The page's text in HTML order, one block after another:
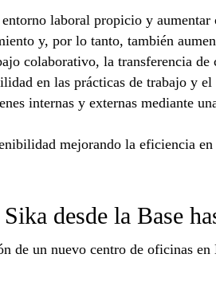
laboral propicio y
y, por lo tanto, también
colaborativo, la transferencia
en las prácticas de trabajo y el
internas y externas mediante
mejorando la eficiencia
desde la Base
de un nuevo centro de oficinas